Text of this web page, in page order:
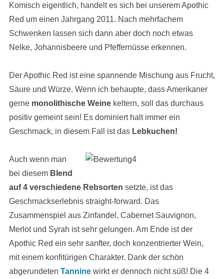
Komisch eigentlich, handelt es sich bei unserem Apothic
Red um einen Jahrgang 2011. Nach mehrfachem
Schwenken lassen sich dann aber doch noch etwas
Nelke, Johannisbeere und Pfeffernüsse erkennen.
Der Apothic Red ist eine spannende Mischung aus Frucht,
Säure und Würze. Wenn ich behaupte, dass Amerikaner
gerne monolithische Weinekeltern, soll das durchaus
positiv gemeint sein! Es dominiert halt immer ein
Geschmack, in diesem Fall ist das Lebkuchen!
Auch wenn man
bei diesem Blend
auf 4 verschiedene Rebsorten setzte, ist das
Geschmackserlebnis straight-forward. Das
Zusammenspiel aus Zinfandel, Cabernet Sauvignon,
Merlot und Syrah ist sehr gelungen. Am Ende ist der
Apothic Red ein sehr sanfter, doch konzentrierter Wein,
mit einem konfitürigen Charakter. Dank der schön
abgerundeten Tanninewirkt er dennoch nicht süß! Die 4